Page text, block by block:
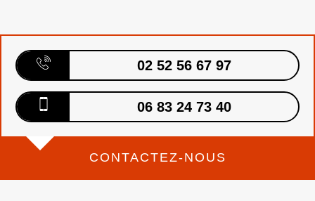
02 52 56 67 97
06 83 24 73 40
CONTACTEZ-NOUS